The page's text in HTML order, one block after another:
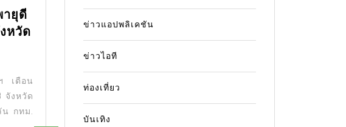
ยุดี
หวัด
เตือน
จังหวัด
กทม.
กลุ่มเปราะบาง เดือนมิถุนายน
2569 เงินเข้าวันไหน? เช็กไทม์
8 June 2026
ผู้ได้รับสิทธิ์เงินช่วยเหลือกลุ่มเปราะบาง
ข่าวแอปพลิเคชัน
ข่าวไอที
ท่องเที่ยว
บันเทิง